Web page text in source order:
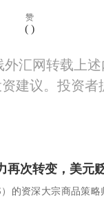
赞
( )
汇网转载上
建议。投资
再次转变，美元
的资深大宗商品策略